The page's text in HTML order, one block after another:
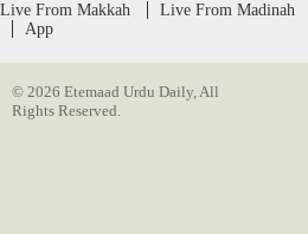
Live From Makkah Live From Madinah
App
© 2026 Etemaad Urdu Daily, All
Rights Reserved.